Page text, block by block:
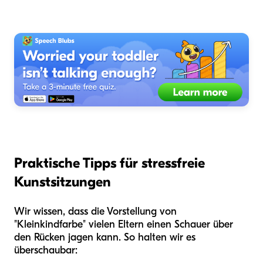
Praktische Tipps für stressfreie
Kunstsitzungen
Wir wissen, dass die Vorstellung von
"Kleinkindfarbe" vielen Eltern einen Schauer über
den Rücken jagen kann. So halten wir es
überschaubar: